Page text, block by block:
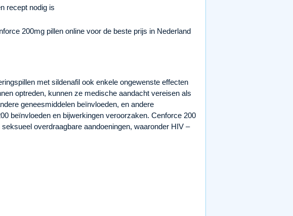
recept nodig is
200mg pillen online voor de beste prijs in Nederland
met sildenafil ook enkele ongewenste effecten
optreden, kunnen ze medische aandacht vereisen als
geneesmiddelen beïnvloeden, en andere
beïnvloeden en bijwerkingen veroorzaken. Cenforce 200
overdraagbare aandoeningen, waaronder HIV –